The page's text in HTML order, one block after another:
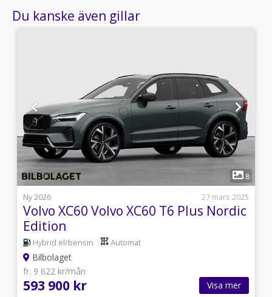
Du kanske även gillar
8
Ny 2026
27 mars 2025
Volvo XC60 Volvo XC60 T6 Plus Nordic
Edition
Hybrid el/bensin Automat
Bilbolaget
fr. 9 622 kr/mån
593 900 kr Visa mer